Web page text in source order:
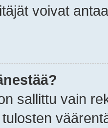
voivat
sallittu vain